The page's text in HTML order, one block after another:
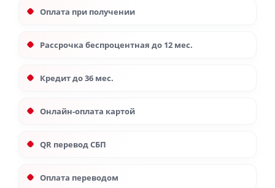
Оплата при получении
Рассрочка беспроцентная до 12 мес.
Кредит до 36 мес.
Онлайн-оплата картой
QR перевод СБП
Оплата переводом